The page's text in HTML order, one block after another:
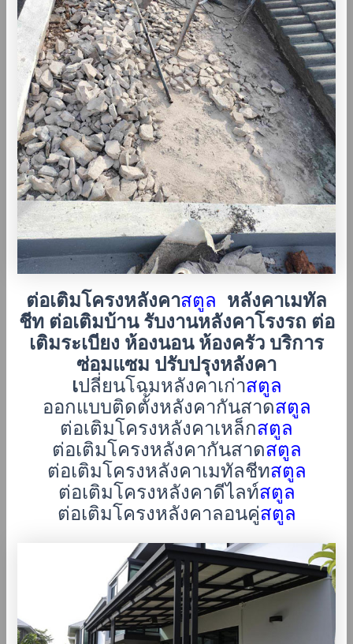
ต่อเติมโครงหลังคาสตูล หลังคาเมทัล
ชีท ต่อเติมบ้าน รับงานหลังคาโรงรถ ต่อ
เติมระเบียง ห้องนอน ห้องครัว บริการ
ซ่อมแซม ปรับปรุงหลังคา
เปลี่ยนโฉมหลังคาเก่าสตูล
ออกแบบติดตั้งหลังคากันสาดสตูล
ต่อเติมโครงหลังคาเหล็กสตูล
ต่อเติมโครงหลังคากันสาดสตูล
ต่อเติมโครงหลังคาเมทัลชีทสตูล
ต่อเติมโครงหลังคาดีไลท์สตูล
ต่อเติมโครงหลังคาลอนคู่สตูล